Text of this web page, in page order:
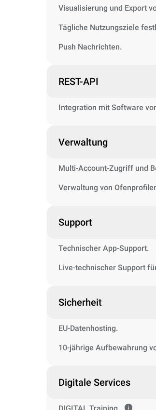
Visualisierung und Export
Tägliche Nutzungsziele
Push Nachrichten.
REST-API
Integration mit Software
Verwaltung
Multi-Account-Zugriff und
Verwaltung von
Support
Technischer App-Support.
Live-technischer Support
Sicherheit
EU-Datenhosting.
10-jährige Aufbewahrung
Digitale Services